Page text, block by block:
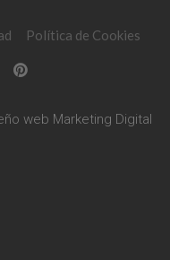
Política de Cookies
web Marketing Digital